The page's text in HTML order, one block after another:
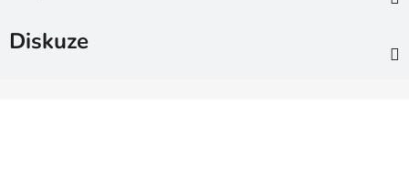
Diskuze